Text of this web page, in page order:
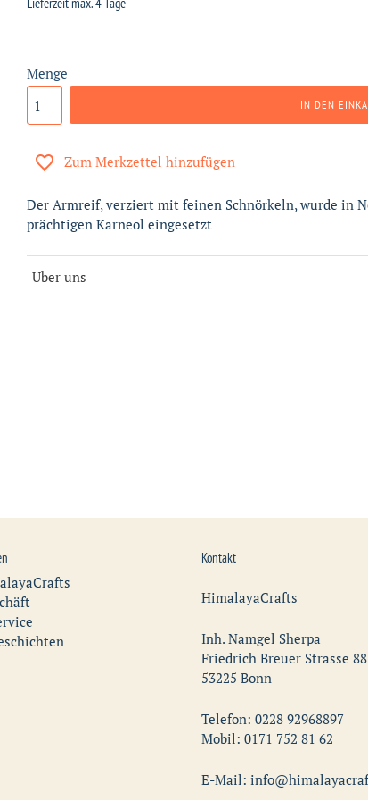
Lieferzeit max. 4 Tage
Menge
IN DEN
Zum Merkzettel hinzufügen
Der Armreif, verziert mit feinen Schnörkeln, wurde in
prächtigen Karneol eingesetzt
Über uns
Kontakt
HimalayaCrafts
Inh. Namgel Sherpa
Friedrich Breuer Strasse 88
53225 Bonn
Telefon: 0228 92968897
Mobil: 0171 752 81 62
E-Mail: